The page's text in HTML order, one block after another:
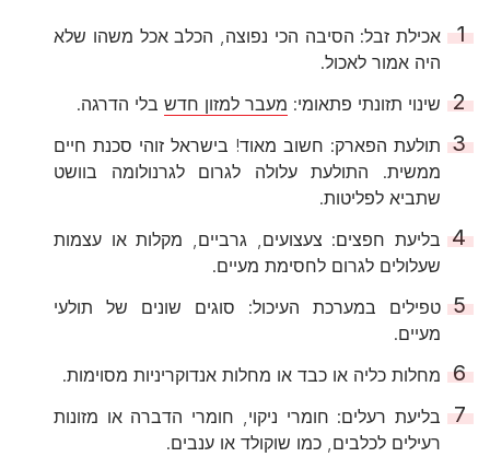
אכילת זבל: הסיבה הכי נפוצה, הכלב אכל משהו שלא
היה אמור לאכול.
שינוי תזונתי פתאומי: מעבר למזון חדש בלי הדרגה.
תולעת הפארק: חשוב מאוד! בישראל זוהי סכנת חיים
ממשית. התולעת עלולה לגרום לגרנולומה בוושט
שתביא לפליטות.
בליעת חפצים: צעצועים, גרביים, מקלות או עצמות
שעלולים לגרום לחסימת מעיים.
טפילים במערכת העיכול: סוגים שונים של תולעי
מעיים.
מחלות כליה או כבד או מחלות אנדוקריניות מסוימות.
בליעת רעלים: חומרי ניקוי, חומרי הדברה או מזונות
רעילים לכלבים, כמו שוקולד או ענבים.